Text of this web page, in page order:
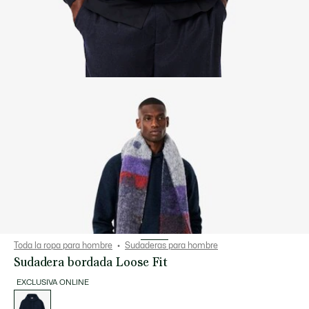
Toda la ropa para hombre Sudaderas para hombre
Sudadera bordada Loose Fit
EXCLUSIVA ONLINE
Lista
de
variaciones